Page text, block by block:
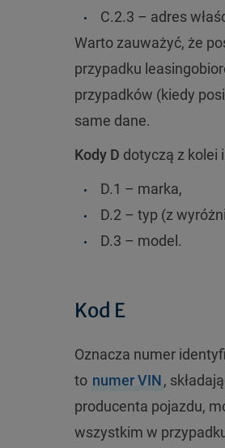
C.2.3 – adres
Warto zauważyć, że
przypadku
przypadków (kiedy
same dane.
Kody D dotyczą z kolei
D.1 – marka,
D.2 – typ (z
D.3 – model.
Kod E
Oznacza numer
to numer VIN,
producenta pojazdu,
wszystkim w